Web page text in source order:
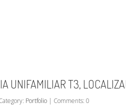
UNIFAMILIAR T3,
Portfolio | Comments: 0